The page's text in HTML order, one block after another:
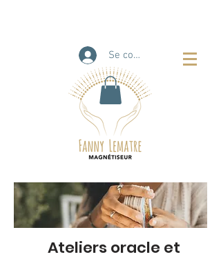
Se connecter
Ateliers oracle et